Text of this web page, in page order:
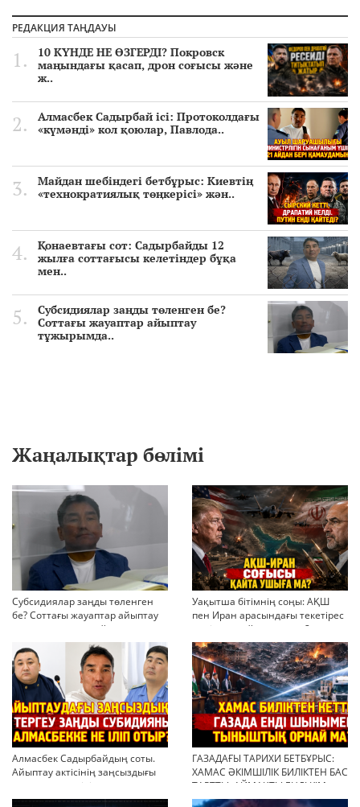
РЕДАКЦИЯ ТАҢДАУЫ
10 КҮНДЕ НЕ ӨЗГЕРДІ? Покровск
маңындағы қасап, дрон соғысы және
ж..
Алмасбек Садырбай ісі: Протоколдағы
«күмәнді» кол қоюлар, Павлода..
Майдан шебіндегі бетбұрыс: Киевтің
«технократиялық төңкерісі» жән..
Қонаевтағы сот: Садырбайды 12
жылға соттағысы келетіндер бұқа
мен..
Субсидиялар заңды төленген бе?
Соттағы жауаптар айыптау
тұжырымда..
Жаңалықтар бөлімі
Субсидиялар заңды төленген
бе? Соттағы жауаптар айыптау
тұжырымдарын қайта қарауға
негіз бола ала ма?
Уақытша бітімнің соңы: АҚШ
пен Иран арасындағы текетірес
неліктен қайта ушықты?
Алмасбек Садырбайдың соты.
Айыптау актісінің заңсыздығы
мен қолдан өсірілген
миллиондар
ГАЗАДАҒЫ ТАРИХИ БЕТБҰРЫС:
ХАМАС ӘКІМШІЛІК БИЛІКТЕН БАС
ТАРТТЫ. АЙМАҚТЫ ЕНДІ КІМ
БАСҚАРАДЫ?